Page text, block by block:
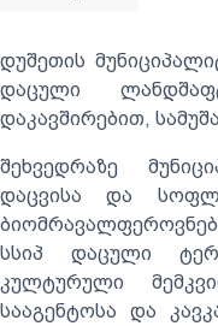
დუშეთის
დაცული
დაკავშირებით,
შეხვედრაზე
დაცვისა და
სსიპ დაცული
კულტურული
სააგენტოსა და